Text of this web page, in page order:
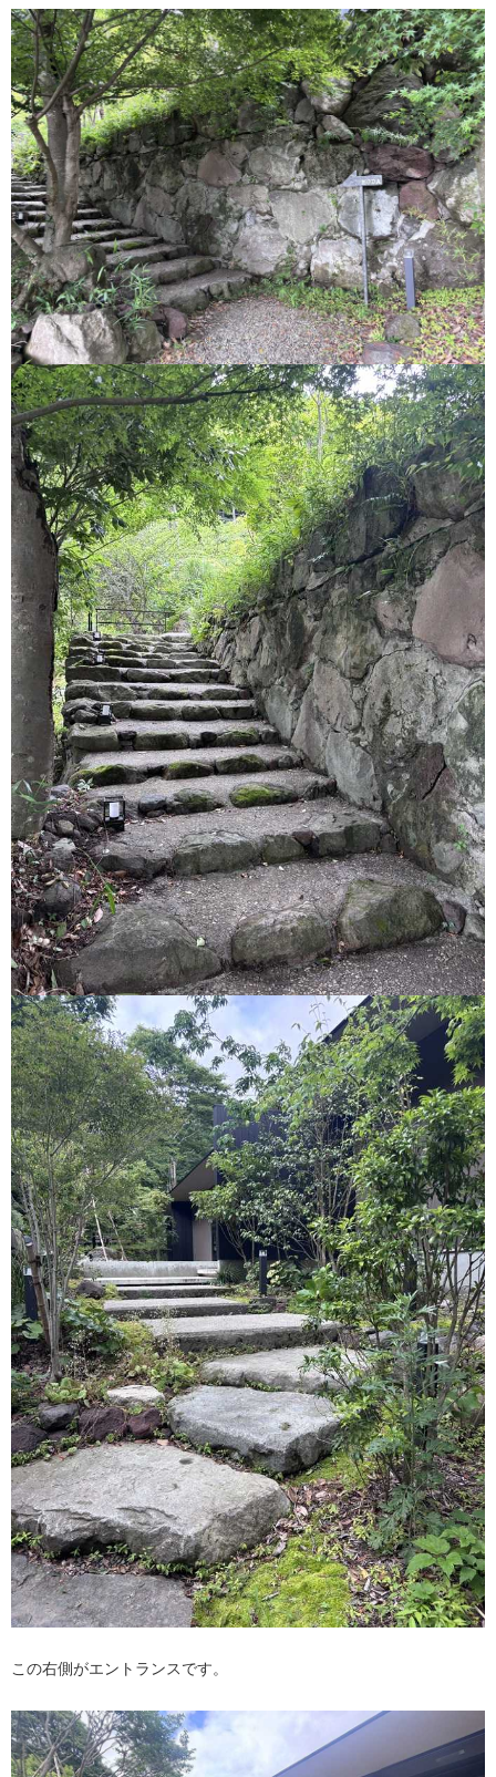
この右側がエントランスです。